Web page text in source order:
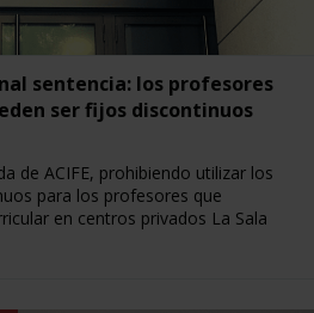
sentencia: los profesores
ser fijos discontinuos
de ACIFE, prohibiendo utilizar los
para los profesores que
en centros privados La Sala